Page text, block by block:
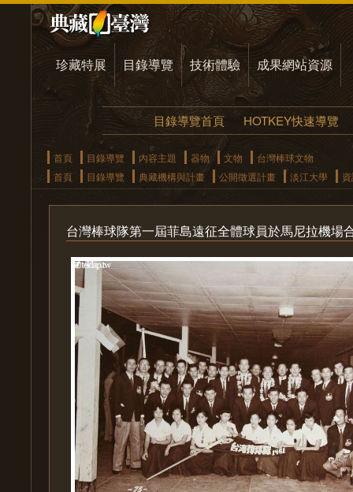
珍藏特展 目錄導覽 技術體驗 成果網站資源
目錄導覽首頁 HOTKEY快速導覽
首頁 目錄導覽 內容主題 器物 文物
台灣棒球文物
首頁
目錄導覽 典藏機構與計畫 公開徵選計畫 淡江大學
台灣棒球隊第一屆菲島遠征全體球員於馬尼拉機場